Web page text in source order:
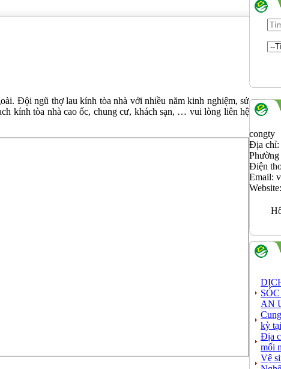
Đội ngũ thợ lau kính tòa nhà với nhiều năm kinh nghiệm, sử
kính tòa nhà cao ốc, chung cư, khách sạn, … vui lòng liên hệ
congty
Địa chỉ:
Điện
Email:
AN
kỳ
Địa
mối
Vệ